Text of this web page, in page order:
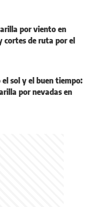
por viento en
cortes de ruta por el
el sol y el buen tiempo:
por nevadas en